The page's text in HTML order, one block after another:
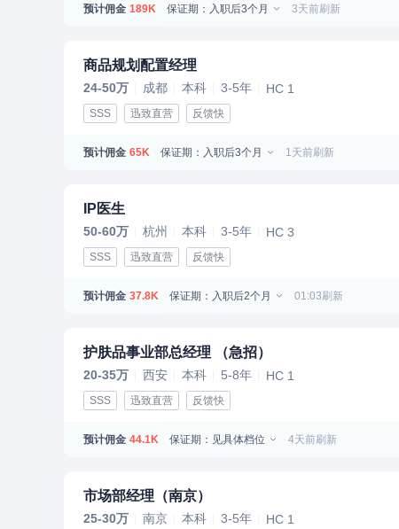
预计佣金 189K 保证期：入职后3个月 3天前刷新
商品规划配置经理
24-50万 成都 本科 3-5年 HC 1
SSS 迅致直营 反馈快
预计佣金 65K 保证期：入职后3个月 1天前刷新
IP医生
50-60万 杭州 本科 3-5年 HC 3
SSS 迅致直营 反馈快
预计佣金 37.8K 保证期：入职后2个月 01:03刷新
护肤品事业部总经理 （急招）
20-35万 西安 本科 5-8年 HC 1
SSS 迅致直营 反馈快
预计佣金 44.1K 保证期：见具体档位 4天前刷新
市场部经理（南京）
25-30万 南京 本科 3-5年 HC 1